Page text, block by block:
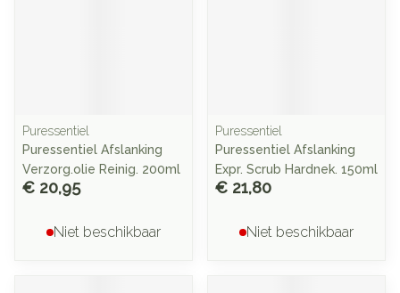
Puressentiel
Puressentiel Afslanking
Verzorg.olie Reinig. 200ml
€ 20,95
Niet beschikbaar
Puressentiel
Puressentiel Afslanking
Expr. Scrub Hardnek. 150ml
€ 21,80
Niet beschikbaar